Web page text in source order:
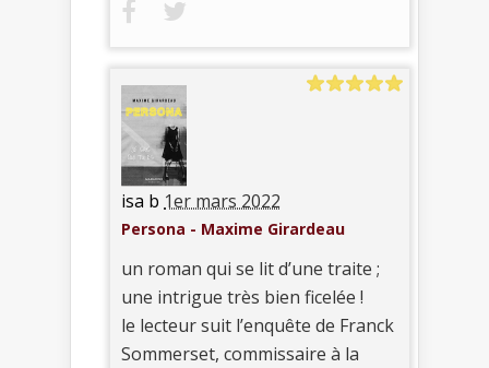
isa b 1er mars 2022
Persona - Maxime Girardeau
un roman qui se lit d’une traite ;
une intrigue très bien ficelée !
le lecteur suit l’enquête de Franck
Sommerset, commissaire à la